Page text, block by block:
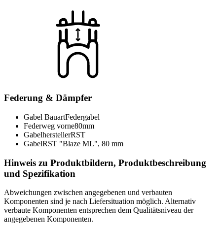
Federung & Dämpfer
Gabel BauartFedergabel
Federweg vorne80mm
GabelherstellerRST
GabelRST "Blaze ML", 80 mm
Hinweis zu Produktbildern, Produktbeschreibung
und Spezifikation
Abweichungen zwischen angegebenen und verbauten
Komponenten sind je nach Liefersituation möglich. Alternativ
verbaute Komponenten entsprechen dem Qualitätsniveau der
angegebenen Komponenten.